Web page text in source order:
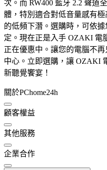
次。而 RW400 藍牙 2.2 聲道
體，特別適合對低音量感有
的低頻下潛。選購時，可依
定。現在正是入手 OZAKI 電
正在優惠中。讓您的電腦不
中心。立即選購，讓 OZAKI
新聽覺饗宴！
關於PChome24h
顧客權益
其他服務
企業合作